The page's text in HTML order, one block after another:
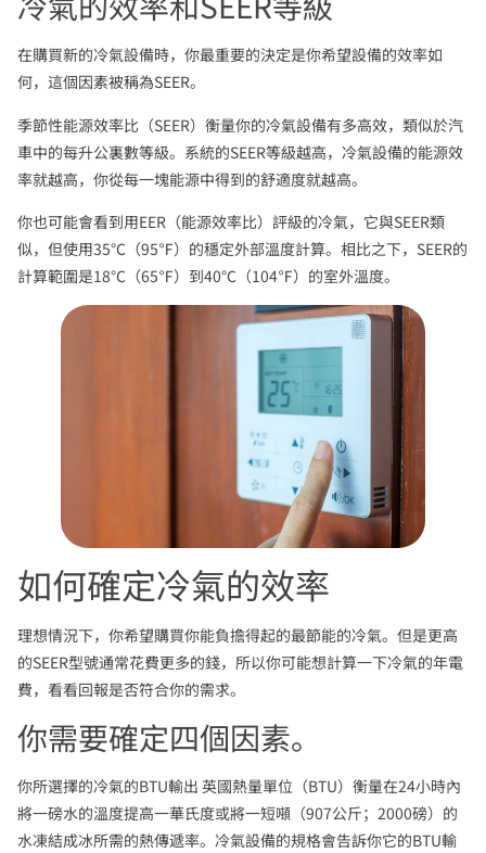
在購買新的冷氣設備時，你最重要的決定是你希望設備的效率如
何，這個因素被稱為SEER。
季節性能源效率比（SEER）衡量你的冷氣設備有多高效，類似於汽
車中的每升公裏數等級。系統的SEER等級越高，冷氣設備的能源效
率就越高，你從每一塊能源中得到的舒適度就越高。
你也可能會看到用EER（能源效率比）評級的冷氣，它與SEER類
似，但使用35℃（95℉）的穩定外部溫度計算。相比之下，SEER的
計算範圍是18℃（65℉）到40℃（104℉）的室外溫度。
如何確定冷氣的效率
理想情況下，你希望購買你能負擔得起的最節能的冷氣。但是更高
的SEER型號通常花費更多的錢，所以你可能想計算一下冷氣的年電
費，看看回報是否符合你的需求。
你需要確定四個因素。
你所選擇的冷氣的BTU輸出 英國熱量單位（BTU）衡量在24小時內
將一磅水的溫度提高一華氏度或將一短噸（907公斤；2000磅）的
水凍結成冰所需的熱傳遞率。冷氣設備的規格會告訴你它的BTU輸